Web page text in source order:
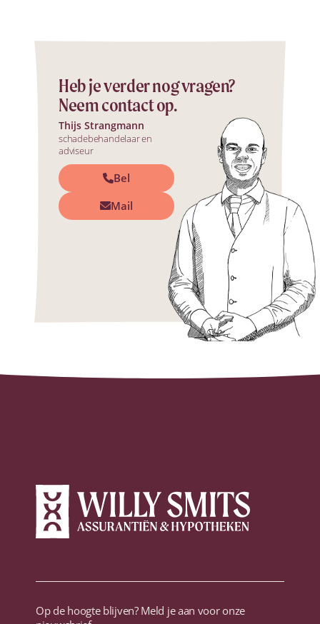
Heb je verder nog vragen?
Neem contact op.
Thijs Strangmann
schadebehandelaar en
adviseur
Bel
Mail
Op de hoogte blijven? Meld je aan voor onze